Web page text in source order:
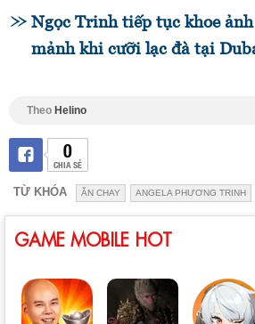
Ngọc Trinh tiếp tục khoe
mảnh khi cưỡi lạc đà tại
Theo Helino
0
CHIA SẺ
TỪ KHÓA ĂN CHAY ANGELA PHƯƠNG TRINH
GAME MOBILE HOT